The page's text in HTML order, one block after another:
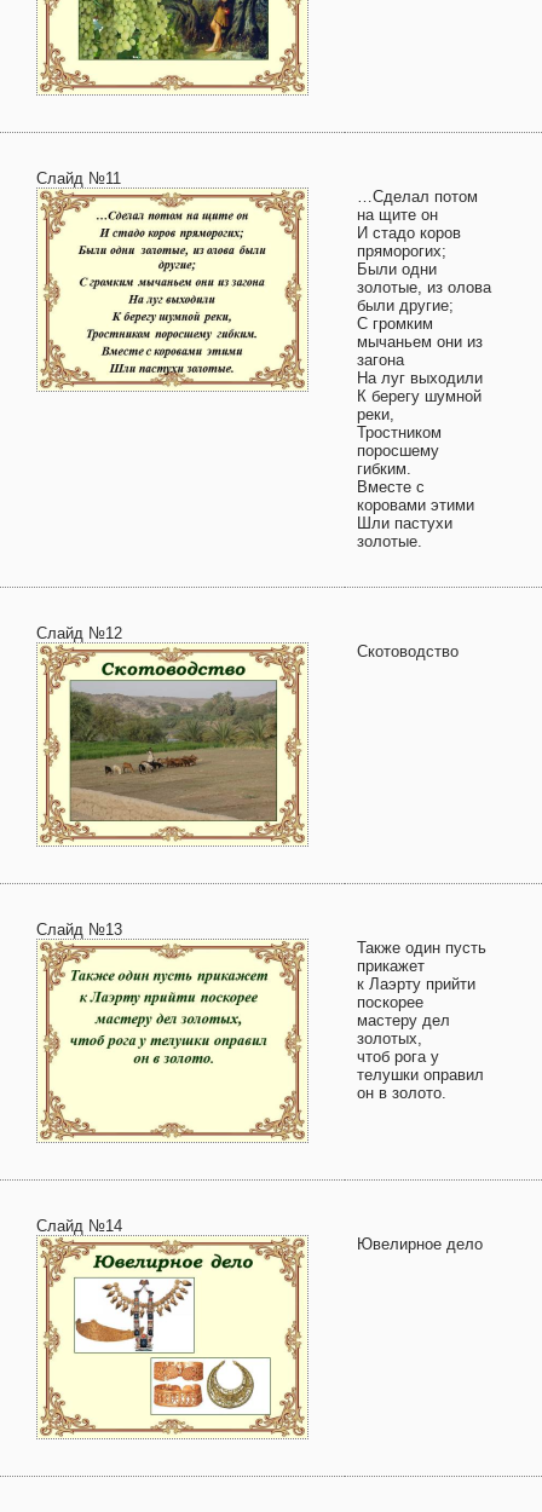
Слайд №11
…Сделал потом
на щите он
И стадо коров
пряморогих;
Были одни
золотые, из олова
были другие;
С громким
мычаньем они из
загона
На луг выходили
К берегу шумной
реки,
Тростником
поросшему
гибким.
Вместе с
коровами этими
Шли пастухи
золотые.
Слайд №12
Скотоводство
Слайд №13
Также один пусть
прикажет
к Лаэрту прийти
поскорее
мастеру дел
золотых,
чтоб рога у
телушки оправил
он в золото.
Слайд №14
Ювелирное дело